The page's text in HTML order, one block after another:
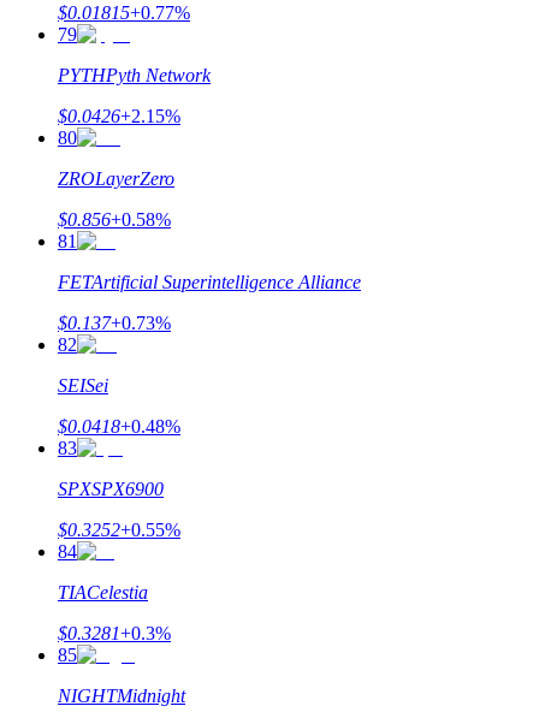
$0.01815+0.77%
79
PYTHPyth Network
$0.0426+2.15%
80
ZROLayerZero
$0.856+0.58%
81
FETArtificial Superintelligence Alliance
$0.137+0.73%
82
SEISei
$0.0418+0.48%
83
SPXSPX6900
$0.3252+0.55%
84
TIACelestia
$0.3281+0.3%
85
NIGHTMidnight